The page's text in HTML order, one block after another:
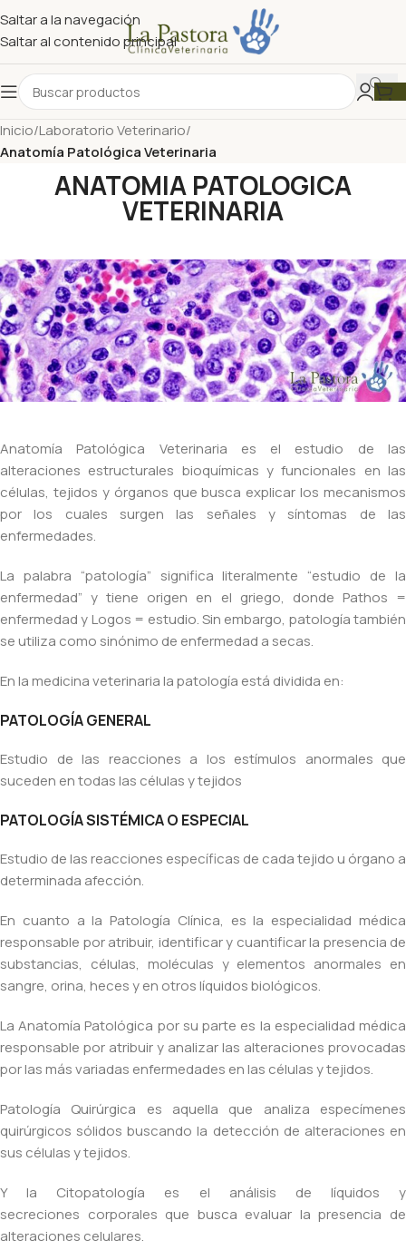
Saltar a la navegación
Saltar al contenido principal
Inicio/Laboratorio Veterinario/
Anatomía Patológica Veterinaria
ANATOMIA PATOLOGICA
VETERINARIA
Anatomía Patológica Veterinaria es el estudio de las
alteraciones estructurales bioquímicas y funcionales en las
células, tejidos y órganos que busca explicar los mecanismos
por los cuales surgen las señales y síntomas de las
enfermedades.
La palabra “patología” significa literalmente “estudio de la
enfermedad” y tiene origen en el griego, donde Pathos =
enfermedad y Logos = estudio. Sin embargo, patología también
se utiliza como sinónimo de enfermedad a secas.
En la medicina veterinaria la patología está dividida en:
PATOLOGÍA GENERAL
Estudio de las reacciones a los estímulos anormales que
suceden en todas las células y tejidos
PATOLOGÍA SISTÉMICA O ESPECIAL
Estudio de las reacciones específicas de cada tejido u órgano a
determinada afección.
En cuanto a la Patología Clínica, es la especialidad médica
responsable por atribuir, identificar y cuantificar la presencia de
substancias, células, moléculas y elementos anormales en
sangre, orina, heces y en otros líquidos biológicos.
La Anatomía Patológica por su parte es la especialidad médica
responsable por atribuir y analizar las alteraciones provocadas
por las más variadas enfermedades en las células y tejidos.
Patología Quirúrgica es aquella que analiza especímenes
quirúrgicos sólidos buscando la detección de alteraciones en
sus células y tejidos.
Y la Citopatología es el análisis de líquidos y
secreciones corporales que busca evaluar la presencia de
alteraciones celulares.